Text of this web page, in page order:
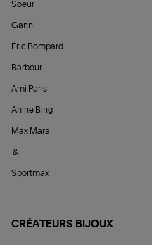
Soeur
Ganni
Éric Bompard
Barbour
Ami Paris
Anine Bing
Max Mara
&
Sportmax
CRÉATEURS BIJOUX